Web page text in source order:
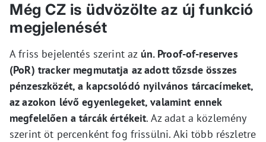
Még CZ is üdvözölte az új funkció
megjelenését
A friss bejelentés szerint az ún. Proof-of-reserves
(PoR) tracker megmutatja az adott tőzsde összes
pénzeszközét, a kapcsolódó nyilvános tárcacímeket,
az azokon lévő egyenlegeket, valamint ennek
megfelelően a tárcák értékeit. Az adat a közlemény
szerint öt percenként fog frissülni. Aki több részletre